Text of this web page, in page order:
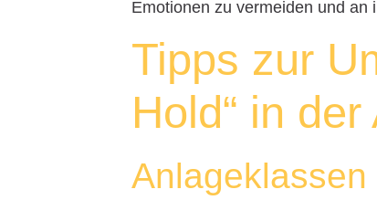
Emotionen zu vermeiden und an
Tipps zur
Hold“ in